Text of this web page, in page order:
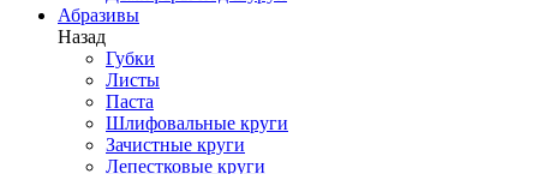
Абразивы
Назад
Губки
Листы
Паста
Шлифовальные круги
Зачистные круги
Лепестковые круги